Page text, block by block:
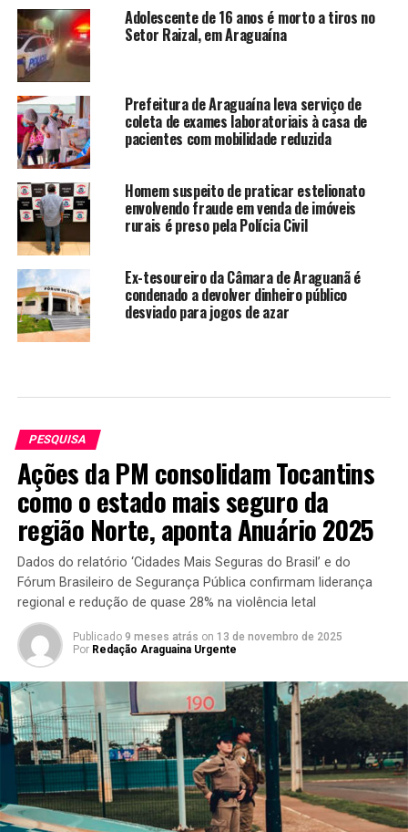
Adolescente de 16 anos é morto a tiros no
Setor Raizal, em Araguaína
Prefeitura de Araguaína leva serviço de
coleta de exames laboratoriais à casa de
pacientes com mobilidade reduzida
Homem suspeito de praticar estelionato
envolvendo fraude em venda de imóveis
rurais é preso pela Polícia Civil
Ex-tesoureiro da Câmara de Araguanã é
condenado a devolver dinheiro público
desviado para jogos de azar
PESQUISA
Ações da PM consolidam Tocantins
como o estado mais seguro da
região Norte, aponta Anuário 2025
Dados do relatório ‘Cidades Mais Seguras do Brasil’ e do
Fórum Brasileiro de Segurança Pública confirmam liderança
regional e redução de quase 28% na violência letal
Publicado 9 meses atrás on 13 de novembro de 2025
Por Redação Araguaina Urgente